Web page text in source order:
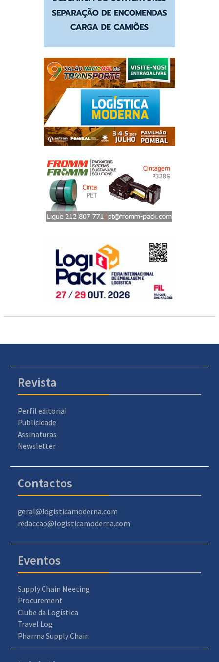
Revista
Perfil editorial
Publicidade
Assinaturas
Newsletter
Contactos
geral@logisticamoderna.com
redaccao@logisticamoderna.com
Eventos
Supply Chain Meeting
Procurement
Clube da Logística
Travel Log
Pharma Supply Chain